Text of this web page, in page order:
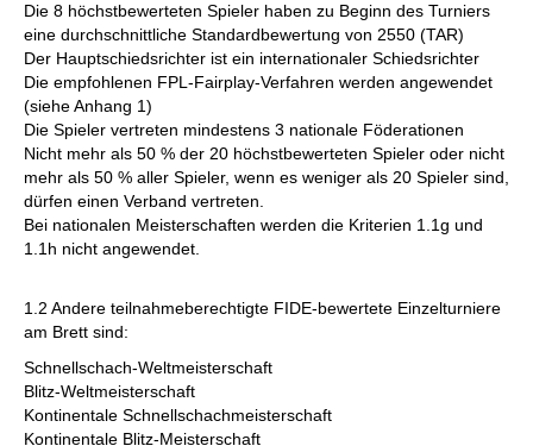
Die 8 höchstbewerteten Spieler haben zu Beginn des Turniers
eine durchschnittliche Standardbewertung von 2550 (TAR)
Der Hauptschiedsrichter ist ein internationaler Schiedsrichter
Die empfohlenen FPL-Fairplay-Verfahren werden angewendet
(siehe Anhang 1)
Die Spieler vertreten mindestens 3 nationale Föderationen
Nicht mehr als 50 % der 20 höchstbewerteten Spieler oder nicht
mehr als 50 % aller Spieler, wenn es weniger als 20 Spieler sind,
dürfen einen Verband vertreten.
Bei nationalen Meisterschaften werden die Kriterien 1.1g und
1.1h nicht angewendet.
1.2 Andere teilnahmeberechtigte FIDE-bewertete Einzelturniere
am Brett sind:
Schnellschach-Weltmeisterschaft
Blitz-Weltmeisterschaft
Kontinentale Schnellschachmeisterschaft
Kontinentale Blitz-Meisterschaft